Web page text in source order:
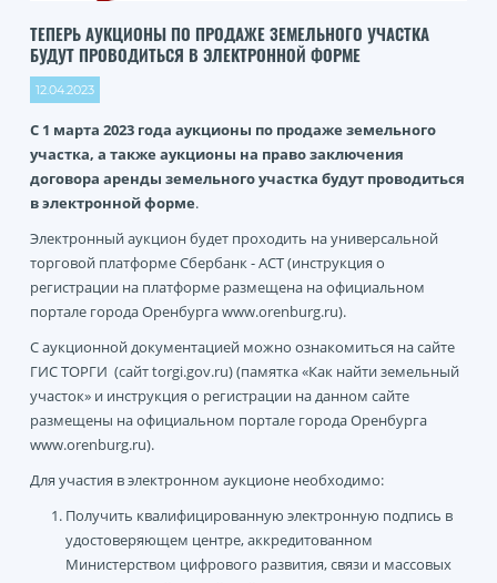
ТЕПЕРЬ АУКЦИОНЫ ПО ПРОДАЖЕ ЗЕМЕЛЬНОГО УЧАСТКА
БУДУТ ПРОВОДИТЬСЯ В ЭЛЕКТРОННОЙ ФОРМЕ
12.04.2023
С 1 марта 2023 года аукционы по продаже земельного
участка, а также аукционы на право заключения
договора аренды земельного участка будут проводиться
в электронной форме.
Электронный аукцион будет проходить на универсальной
торговой платформе Сбербанк - АСТ (инструкция о
регистрации на платформе размещена на официальном
портале города Оренбургаwww.orenburg.ru).
С аукционной документацией можно ознакомиться на сайте
ГИС ТОРГИ (сайт torgi.gov.ru) (памятка «Как найти земельный
участок» и инструкция о регистрации на данном сайте
размещены на официальном портале города Оренбурга
www.orenburg.ru).
Для участия в электронном аукционе необходимо:
Получить квалифицированную электронную подпись в
удостоверяющем центре, аккредитованном
Министерством цифрового развития, связи и массовых